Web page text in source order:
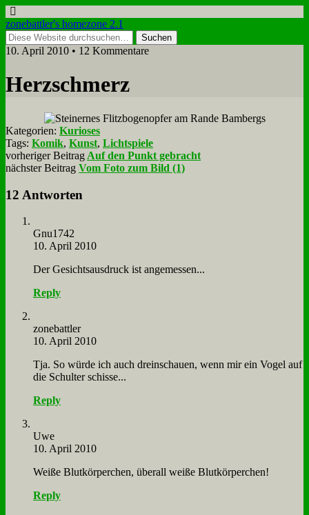
zonebattler's homezone 2.1
10. April 2010 • 12 Kommentare
Herz­schmerz
Kategorien: Kurioses
Tags: Komik, Kunst, Lichtspiele
vorheriger Beitrag Auf den Punkt gebracht
nächster Beitrag Vom Foto zum Bild (1)
12 Antworten
Gnu1742
10. April 2010
Der Ge­sichts­aus­druck ist an­ge­mes­sen...
Reply
zone­batt­ler
10. April 2010
Tja. So wür­de ich auch drein­schau­en, wenn mir ein Vo­gel auf
die Schul­ter schis­se...
Reply
Uwe
10. April 2010
Wei­ße Blut­kör­per­chen, über­all wei­ße Blut­kör­per­chen!
Reply